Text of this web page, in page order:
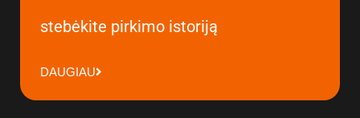
stebėkite pirkimo istoriją
DAUGIAU